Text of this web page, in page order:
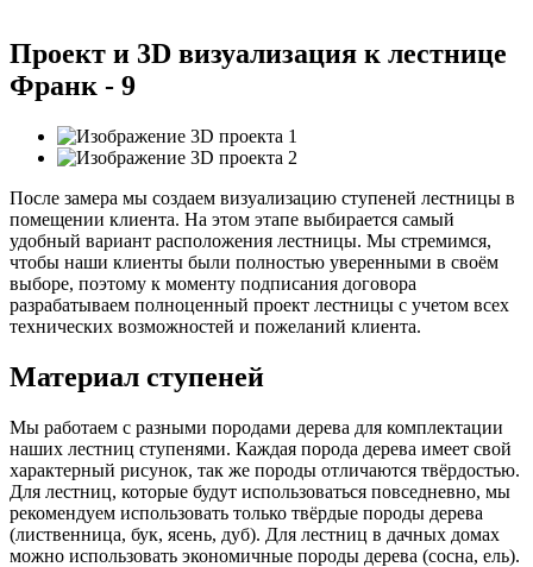
Проект и 3D визуализация к лестнице
Франк - 9
После замера мы создаем визуализацию ступеней лестницы в
помещении клиента. На этом этапе выбирается самый
удобный вариант расположения лестницы. Мы стремимся,
чтобы наши клиенты были полностью уверенными в своём
выборе, поэтому к моменту подписания договора
разрабатываем полноценный проект лестницы с учетом всех
технических возможностей и пожеланий клиента.
Материал ступеней
Мы работаем с разными породами дерева для комплектации
наших лестниц ступенями. Каждая порода дерева имеет свой
характерный рисунок, так же породы отличаются твёрдостью.
Для лестниц, которые будут использоваться повседневно, мы
рекомендуем использовать только твёрдые породы дерева
(лиственница, бук, ясень, дуб). Для лестниц в дачных домах
можно использовать экономичные породы дерева (сосна, ель).